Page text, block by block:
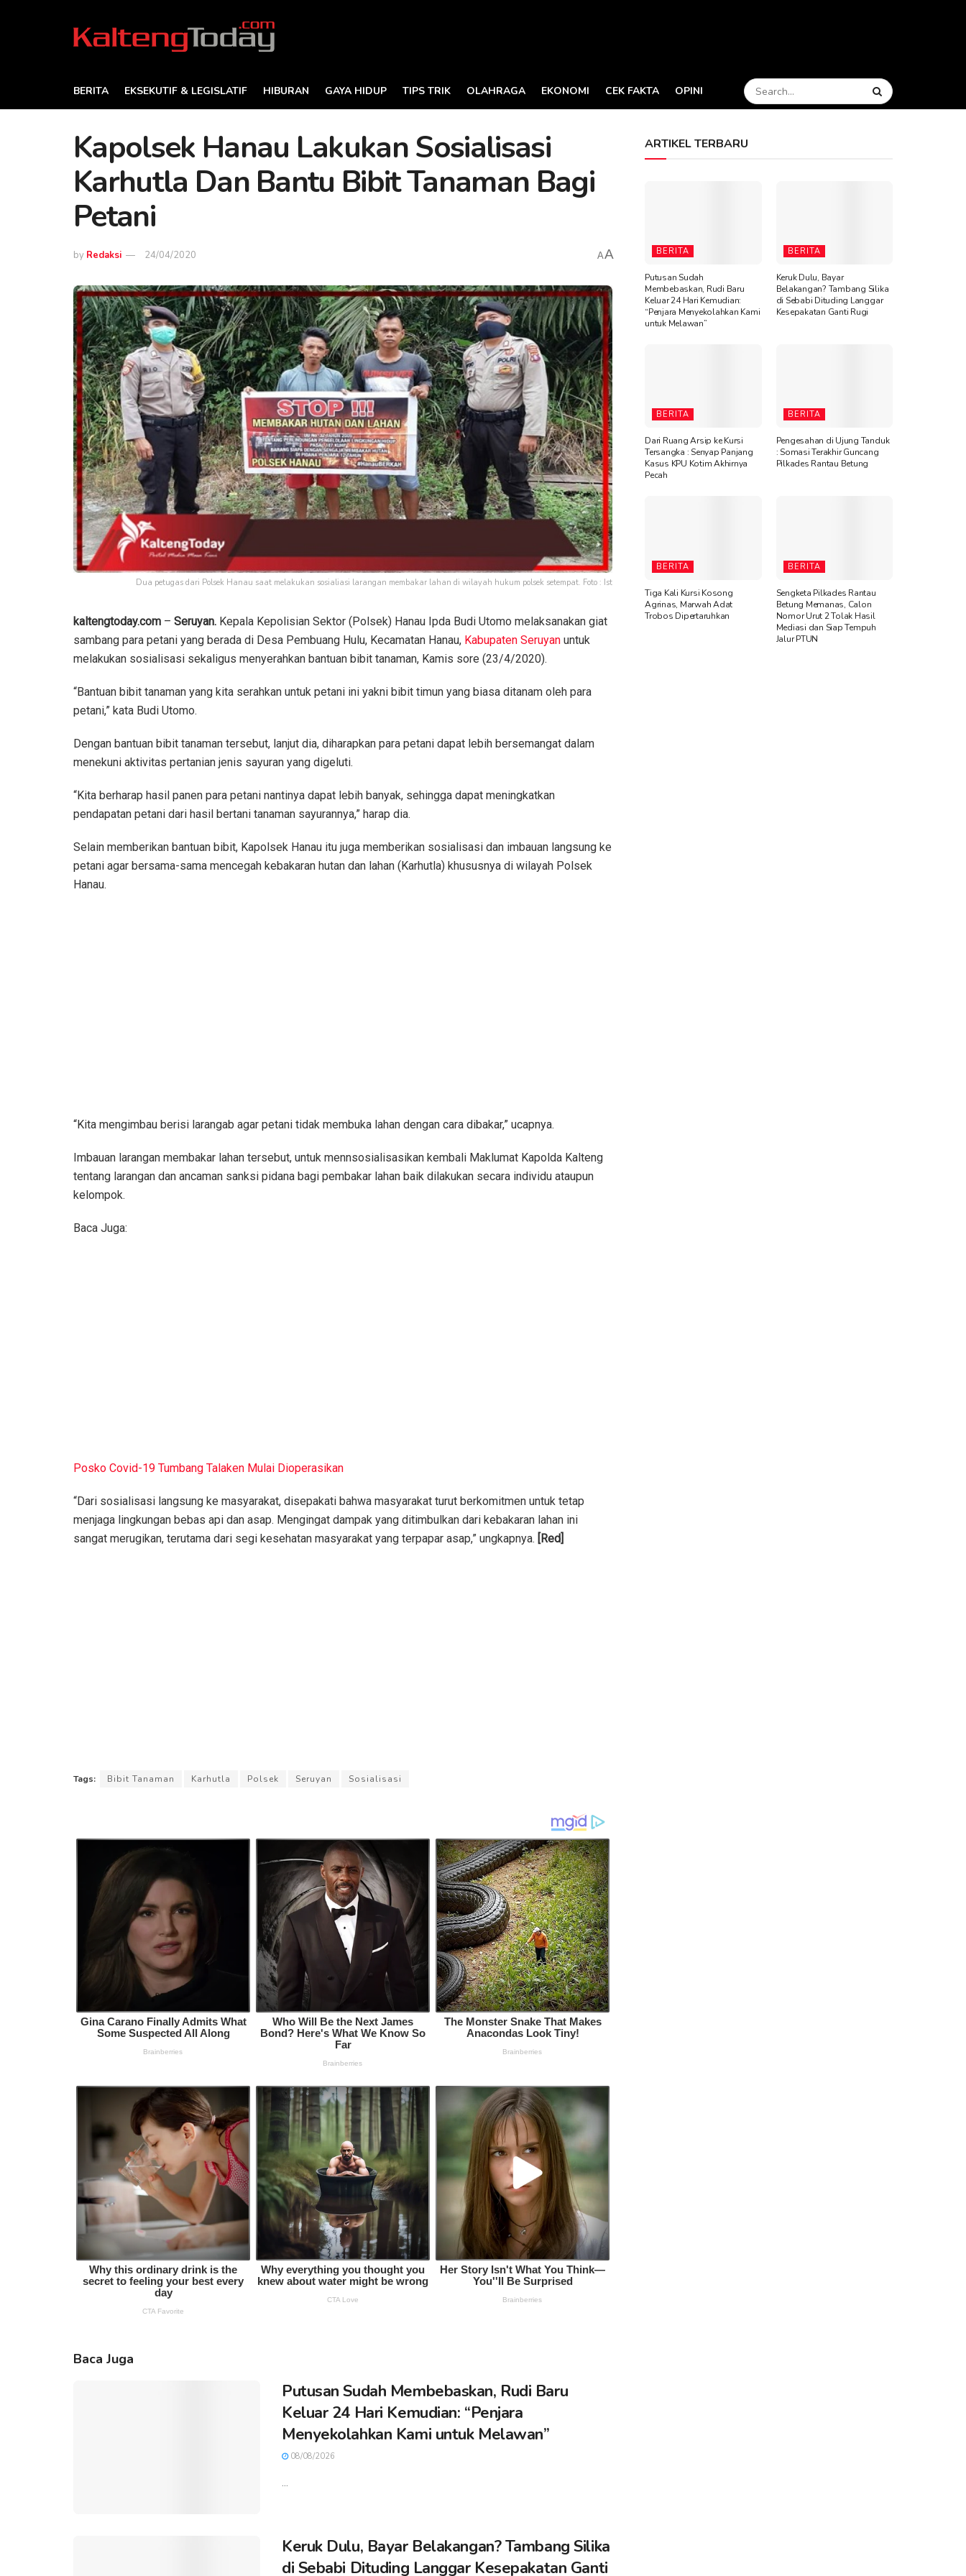
BERITA EKSEKUTIF & LEGISLATIF HIBURAN GAYA HIDUP TIPS TRIK OLAHRAGA EKONOMI CEK FAKTA OPINI
Kapolsek Hanau Lakukan Sosialisasi
Karhutla Dan Bantu Bibit Tanaman Bagi
Petani
by Redaksi 24/04/2020 AA
Dua petugas dari Polsek Hanau saat melakukan sosialiasi larangan membakar lahan di wilayah hukum polsek setempat. Foto : Ist
kaltengtoday.com – Seruyan. Kepala Kepolisian Sektor (Polsek) Hanau Ipda Budi Utomo melaksanakan giat
sambang para petani yang berada di Desa Pembuang Hulu, Kecamatan Hanau, Kabupaten Seruyan untuk
melakukan sosialisasi sekaligus menyerahkan bantuan bibit tanaman, Kamis sore (23/4/2020).
“Bantuan bibit tanaman yang kita serahkan untuk petani ini yakni bibit timun yang biasa ditanam oleh para
petani,” kata Budi Utomo.
Dengan bantuan bibit tanaman tersebut, lanjut dia, diharapkan para petani dapat lebih bersemangat dalam
menekuni aktivitas pertanian jenis sayuran yang digeluti.
“Kita berharap hasil panen para petani nantinya dapat lebih banyak, sehingga dapat meningkatkan
pendapatan petani dari hasil bertani tanaman sayurannya,” harap dia.
Selain memberikan bantuan bibit, Kapolsek Hanau itu juga memberikan sosialisasi dan imbauan langsung ke
petani agar bersama-sama mencegah kebakaran hutan dan lahan (Karhutla) khususnya di wilayah Polsek
Hanau.
“Kita mengimbau berisi larangab agar petani tidak membuka lahan dengan cara dibakar,” ucapnya.
Imbauan larangan membakar lahan tersebut, untuk mennsosialisasikan kembali Maklumat Kapolda Kalteng
tentang larangan dan ancaman sanksi pidana bagi pembakar lahan baik dilakukan secara individu ataupun
kelompok.
Baca Juga:
Posko Covid-19 Tumbang Talaken Mulai Dioperasikan
“Dari sosialisasi langsung ke masyarakat, disepakati bahwa masyarakat turut berkomitmen untuk tetap
menjaga lingkungan bebas api dan asap. Mengingat dampak yang ditimbulkan dari kebakaran lahan ini
sangat merugikan, terutama dari segi kesehatan masyarakat yang terpapar asap,” ungkapnya. [Red]
Tags: Bibit Tanaman Karhutla Polsek Seruyan Sosialisasi
Baca Juga
Putusan Sudah Membebaskan, Rudi Baru
Keluar 24 Hari Kemudian: “Penjara
Menyekolahkan Kami untuk Melawan”
08/08/2026
Keruk Dulu, Bayar Belakangan? Tambang Silika
di Sebabi Dituding Langgar Kesepakatan Ganti
ARTIKEL TERBARU
BERITA
Putusan Sudah
Membebaskan, Rudi Baru
Keluar 24 Hari Kemudian:
“Penjara Menyekolahkan Kami
untuk Melawan”
BERITA
Keruk Dulu, Bayar
Belakangan? Tambang Silika
di Sebabi Dituding Langgar
Kesepakatan Ganti Rugi
BERITA
Dari Ruang Arsip ke Kursi
Tersangka : Senyap Panjang
Kasus KPU Kotim Akhirnya
Pecah
BERITA
Pengesahan di Ujung Tanduk
: Somasi Terakhir Guncang
Pilkades Rantau Betung
BERITA
Tiga Kali Kursi Kosong
Agrinas, Marwah Adat
Trobos Dipertaruhkan
BERITA
Sengketa Pilkades Rantau
Betung Memanas, Calon
Nomor Urut 2 Tolak Hasil
Mediasi dan Siap Tempuh
Jalur PTUN